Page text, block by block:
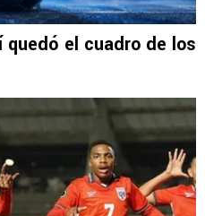
quedó el cuadro de los